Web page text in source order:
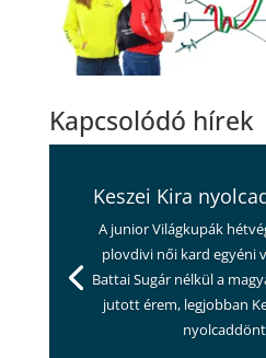
Kapcsolódó hírek
Keszei Kira
A junior Világkupák
plovdivi női kard egyéni
Battai Sugár nélkül a
jutott érem, legjobban